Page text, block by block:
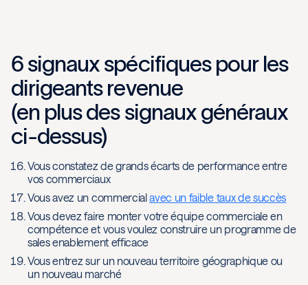
6 signaux spécifiques pour les
dirigeants revenue
(en plus des signaux généraux
ci-dessus)
Vous constatez de grands écarts de performance entre
vos commerciaux
Vous avez un commercialavec un faible taux de succès
Vous devez faire monter votre équipe commerciale en
compétence et vous voulez construire un programme de
sales enablement efficace
Vous entrez sur un nouveau territoire géographique ou
un nouveau marché